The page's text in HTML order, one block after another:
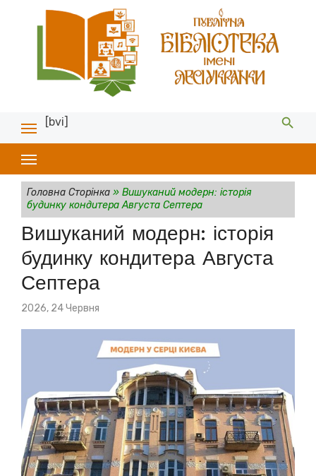
[bvi]
Головна Сторінка» Вишуканий модерн: історія
будинку кондитера Августа Септера
Вишуканий модерн: історія
будинку кондитера Августа
Септера
Posted
2026, 24 Червня